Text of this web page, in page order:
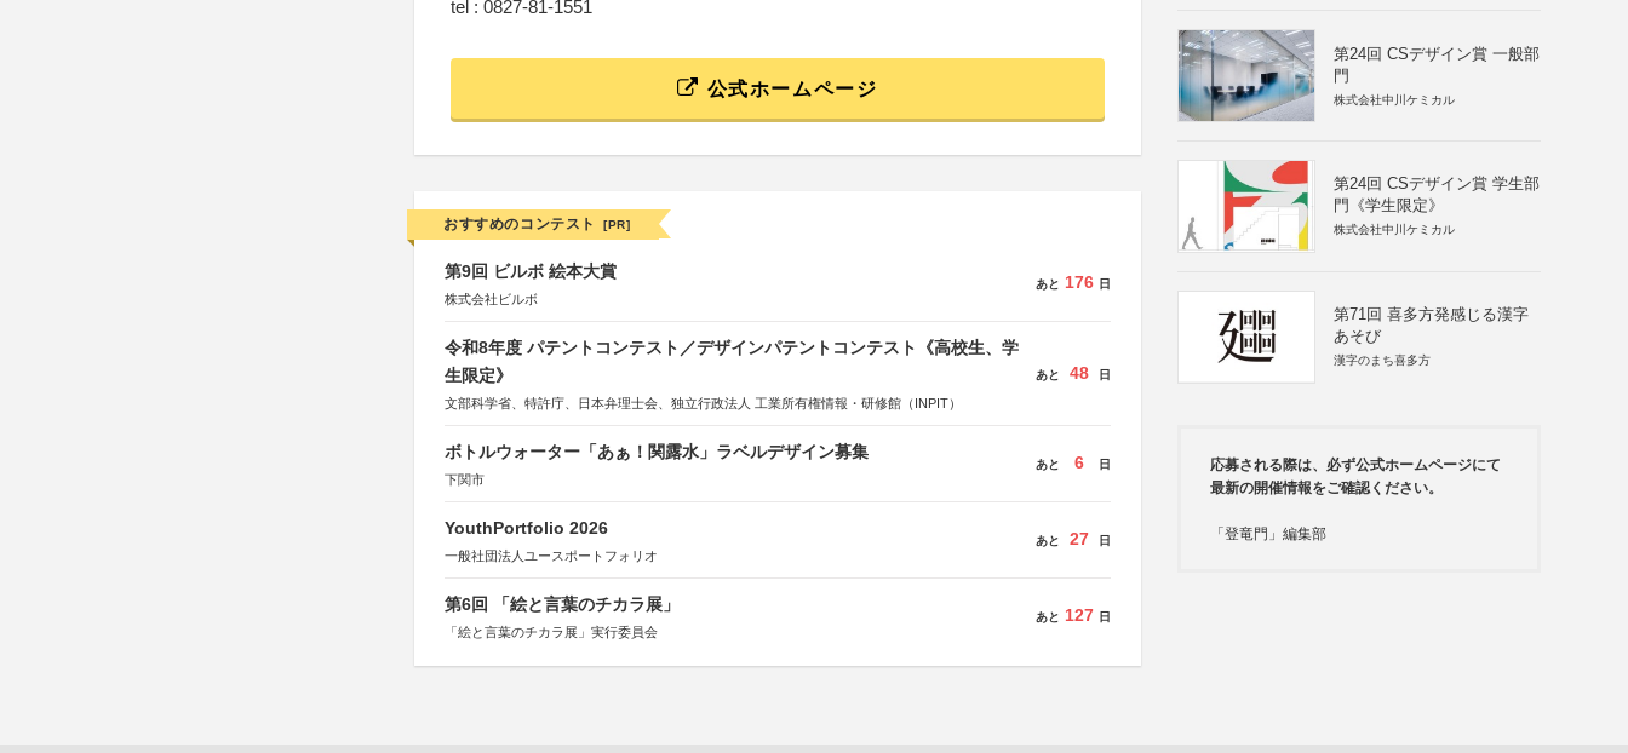
tel : 0827-81-1551
公式ホームページ
おすすめのコンテスト [PR]
第9回 ビルボ 絵本大賞
株式会社ビルボ
あと 176 日
令和8年度 パテントコンテスト／デザインパテントコンテスト《高校生、学
生限定》
文部科学省、特許庁、日本弁理士会、独立行政法人 工業所有権情報・研修館（INPIT）
あと 48 日
ボトルウォーター「あぁ！関露水」ラベルデザイン募集
下関市
あと 6 日
YouthPortfolio 2026
一般社団法人ユースポートフォリオ
あと 27 日
第6回 「絵と言葉のチカラ展」
「絵と言葉のチカラ展」実行委員会
あと 127 日
第24回 CSデザイン賞 一般部
門
株式会社中川ケミカル
第24回 CSデザイン賞 学生部
門《学生限定》
株式会社中川ケミカル
第71回 喜多方発感じる漢字
あそび
漢字のまち喜多方
応募される際は、必ず公式ホームページにて
最新の開催情報をご確認ください。
「登竜門」編集部